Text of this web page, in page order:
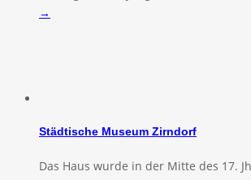
→
Städtische Museum Zirndorf
Das Haus wurde in der Mitte des 17.